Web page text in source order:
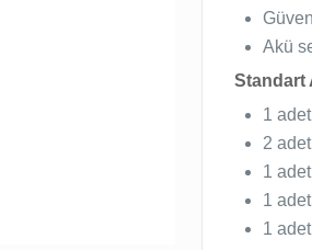
Akü
Standart
1
2
1
1
1